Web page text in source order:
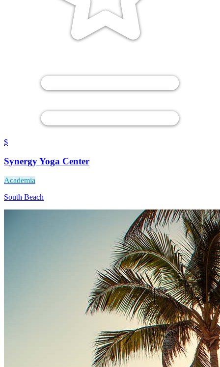
$
Synergy Yoga Center
Academia
South Beach